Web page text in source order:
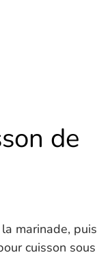
de
marinade, puis
cuisson sous